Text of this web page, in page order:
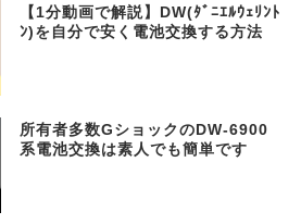
【1分動画で解説】DW(ﾀﾞﾆｴﾙｳｪﾘﾝﾄ
ﾝ)を自分で安く電池交換する方法
所有者多数GショックのDW-6900
系電池交換は素人でも簡単です